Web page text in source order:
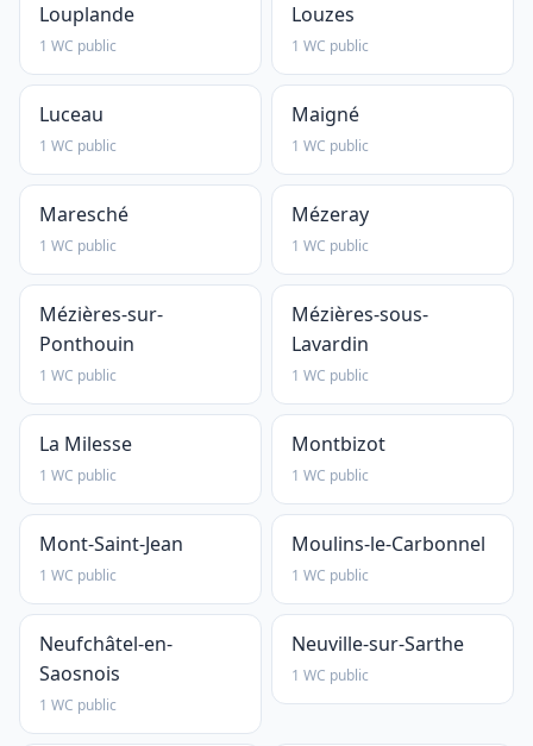
Louplande
1 WC public
Louzes
1 WC public
Luceau
1 WC public
Maigné
1 WC public
Maresché
1 WC public
Mézeray
1 WC public
Mézières-sur-
Ponthouin
1 WC public
Mézières-sous-
Lavardin
1 WC public
La Milesse
1 WC public
Montbizot
1 WC public
Mont-Saint-Jean
1 WC public
Moulins-le-Carbonnel
1 WC public
Neufchâtel-en-
Saosnois
1 WC public
Neuville-sur-Sarthe
1 WC public